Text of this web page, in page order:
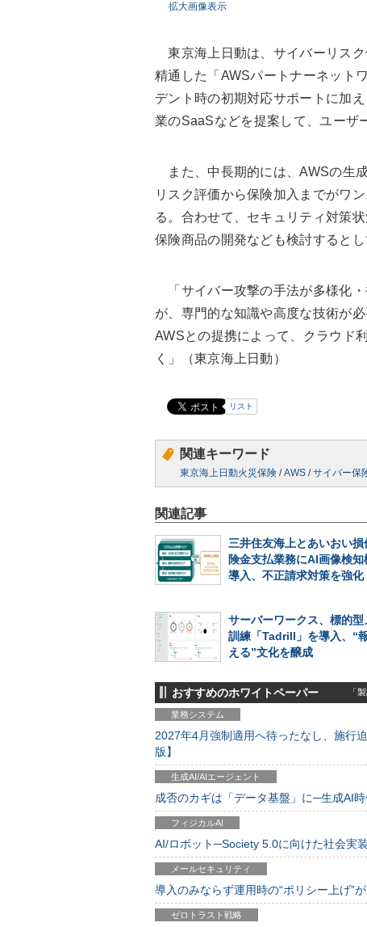
拡大画像表示
東京海上日動は、サイバーリス
精通した「AWSパートナーネット
デント時の初期対応サポートに加
業のSaaSなどを提案して、ユーザ
また、中長期的には、AWSの生
リスク評価から保険加入までがワ
る。合わせて、セキュリティ対策
保険商品の開発なども検討するとし
「サイバー攻撃の手法が多様化
が、専門的な知識や高度な技術が
AWSとの提携によって、クラウド
く」（東京海上日動）
リスト
関連キーワード
東京海上日動火災保険 /AWS /サイバー保
関連記事
三井住友海上とあいおい損
険金支払業務にAI画像検知
導入、不正請求対策を強化
サーバーワークス、標的型
訓練「Tadrill」を導入、“
える”文化を醸成
おすすめのホワイトペーパー 「
業務システム
2027年4月強制適用へ待ったなし、施行
版】
生成AI/AIエージェント
成否のカギは「データ基盤」に─生成AI
フィジカルAI
AI/ロボット─Society 5.0に向けた社会実
メールセキュリティ
導入のみならず運用時の“ポリシー上げ”
ゼロトラスト戦略